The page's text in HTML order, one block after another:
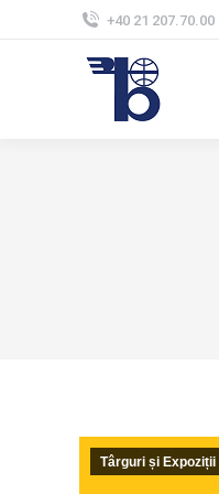
+40 21 207.70.00
Târguri și Expoziții